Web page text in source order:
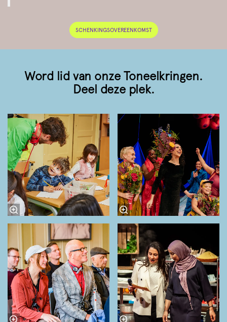
SCHENKINGSOVEREENKOMST
Word lid van onze Toneelkringen.
Deel deze plek.